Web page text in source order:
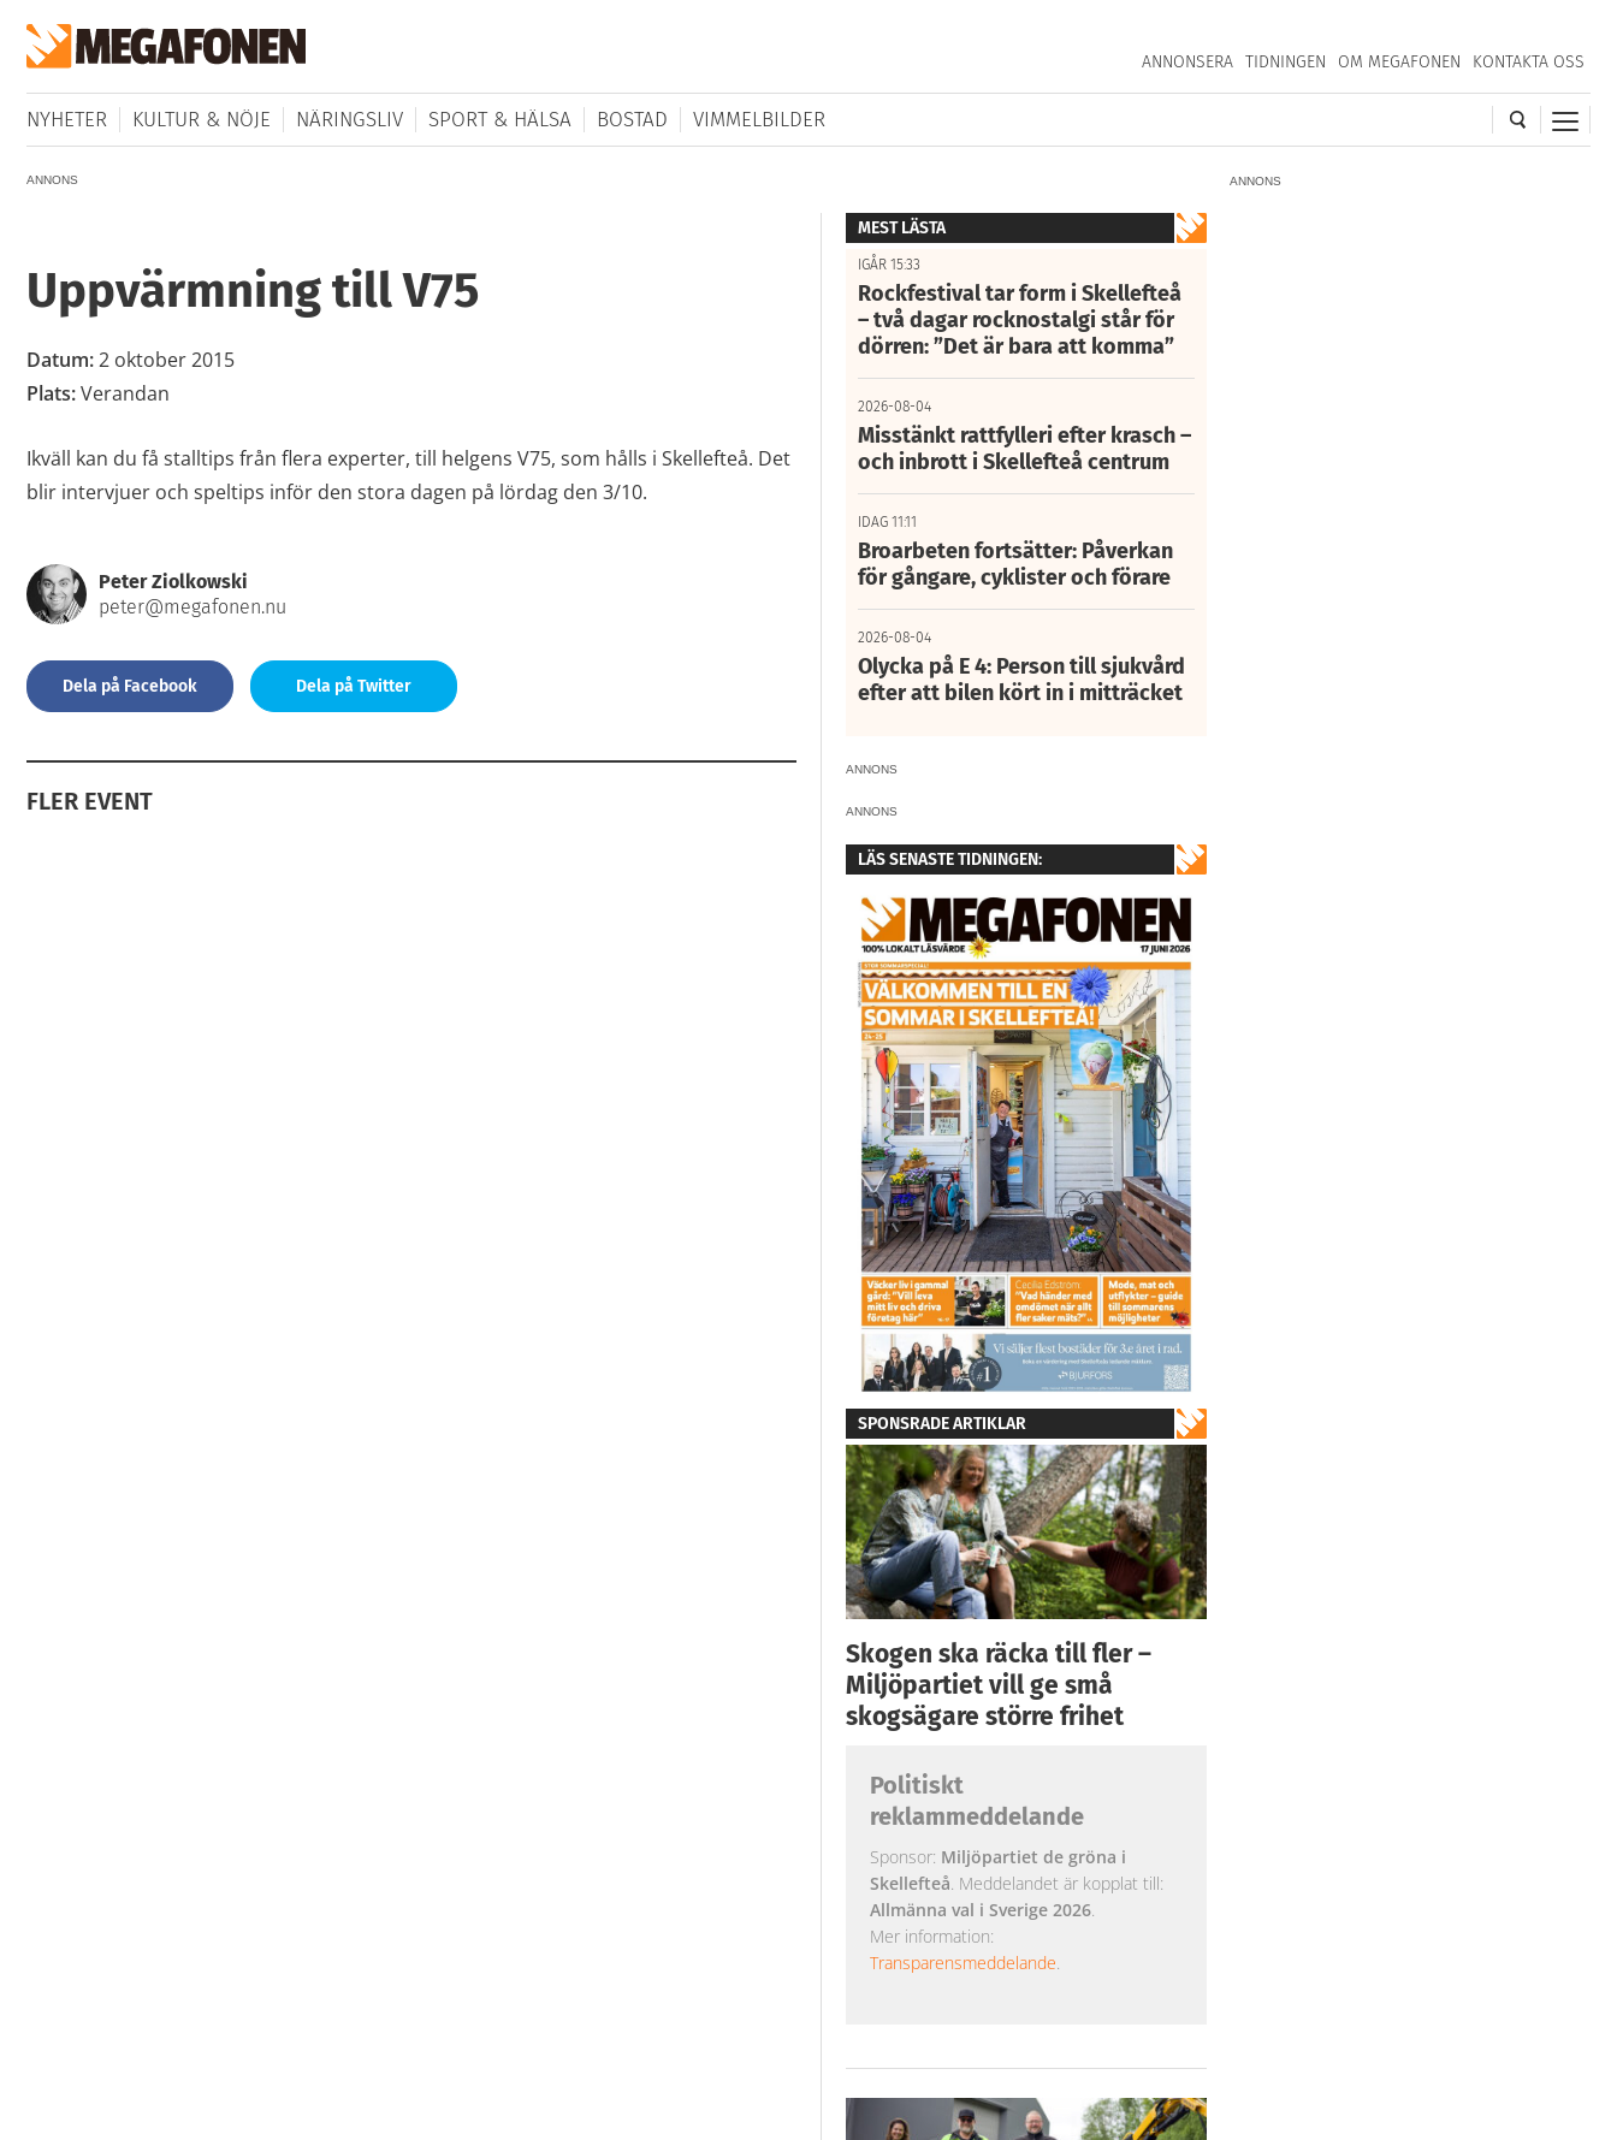
ANNONSERA TIDNINGEN OM MEGAFONEN KONTAKTA OSS
NYHETER KULTUR & NÖJE NÄRINGSLIV SPORT & HÄLSA BOSTAD VIMMELBILDER
ANNONS
ANNONS
Uppvärmning till V75
Datum:2 oktober 2015
Plats:Verandan
Ikväll kan du få stalltips från flera experter, till helgens V75, som hålls i Skellefteå. Det
blir intervjuer och speltips inför den stora dagen på lördag den 3/10.
Peter Ziolkowski
peter@megafonen.nu
Dela på Facebook Dela på Twitter
FLER EVENT
MEST LÄSTA
IGÅR 15:33
Rockfestival tar form i Skellefteå
– två dagar rocknostalgi står för
dörren: ”Det är bara att komma”
2026-08-04
Misstänkt rattfylleri efter krasch –
och inbrott i Skellefteå centrum
IDAG 11:11
Broarbeten fortsätter: Påverkan
för gångare, cyklister och förare
2026-08-04
Olycka på E 4: Person till sjukvård
efter att bilen kört in i mitträcket
ANNONS
ANNONS
LÄS SENASTE TIDNINGEN:
SPONSRADE ARTIKLAR
Skogen ska räcka till fler –
Miljöpartiet vill ge små
skogsägare större frihet
Politiskt
reklammeddelande
Sponsor: Miljöpartiet de gröna i
Skellefteå. Meddelandet är kopplat till:
Allmänna val i Sverige 2026.
Mer information:
Transparensmeddelande.